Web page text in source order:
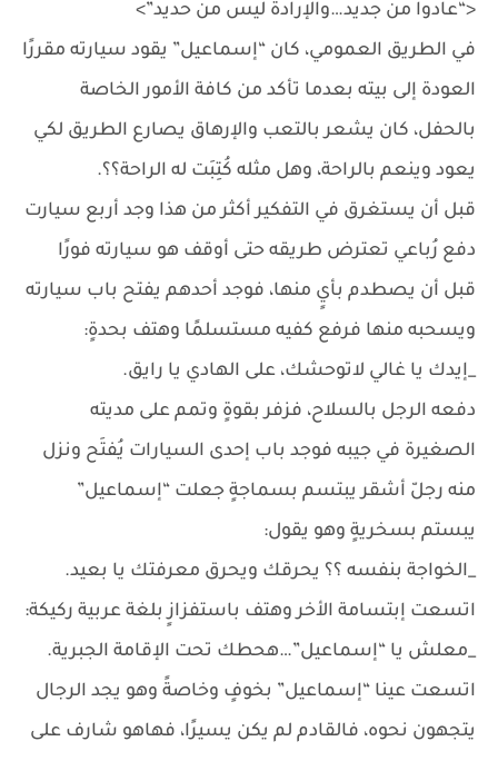
<“عادوا من جديد…والإرادة ليس من حديد”>
في الطريق العمومي، كان “إسماعيل” يقود سيارته مقررًا
العودة إلى بيته بعدما تأكد من كافة الأمور الخاصة
بالحفل، كان يشعر بالتعب والإرهاق يصارع الطريق لكي
يعود وينعم بالراحة، وهل مثله كُتِبَت له الراحة؟؟.
قبل أن يستغرق في التفكير أكثر من هذا وجد أربع سيارت
دفع رُباعي تعترض طريقه حتى أوقف هو سيارته فورًا
قبل أن يصطدم بأيٍ منها، فوجد أحدهم يفتح باب سيارته
ويسحبه منها فرفع كفيه مستسلمًا وهتف بحدةٍ:
_إيدك يا غالي لاتوحشك، على الهادي يا رايق.
دفعه الرجل بالسلاح، فزفر بقوةٍ وتمم على مديته
الصغيرة في جيبه فوجد باب إحدى السيارات يُفتَح ونزل
منه رجلّ أشقر يبتسم بسماجةٍ جعلت “إسماعيل”
يبستم بسخريةٍ وهو يقول:
_الخواجة بنفسه ؟؟ يحرقك ويحرق معرفتك يا بعيد.
اتسعت إبتسامة الأخر وهتف باستفزازٍ بلغة عربية ركيكة:
_معلش يا “إسماعيل”…هحطك تحت الإقامة الجبرية.
اتسعت عينا “إسماعيل” بخوفٍ وخاصةً وهو يجد الرجال
يتجهون نحوه، فالقادم لم يكن يسيرًا، فهاهو شارف على